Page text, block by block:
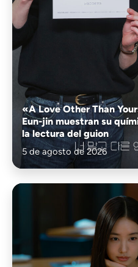
«A Love Other Than
Eun-jin muestran su
la lectura del guion
5 de agosto de 2026